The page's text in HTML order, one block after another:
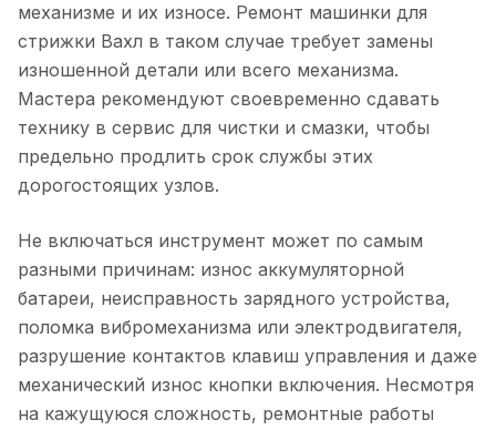
механизме и их износе. Ремонт машинки для
стрижки Вахл в таком случае требует замены
изношенной детали или всего механизма.
Мастера рекомендуют своевременно сдавать
технику в сервис для чистки и смазки, чтобы
предельно продлить срок службы этих
дорогостоящих узлов.
Не включаться инструмент может по самым
разными причинам: износ аккумуляторной
батареи, неисправность зарядного устройства,
поломка вибромеханизма или электродвигателя,
разрушение контактов клавиш управления и даже
механический износ кнопки включения. Несмотря
на кажущуюся сложность, ремонтные работы